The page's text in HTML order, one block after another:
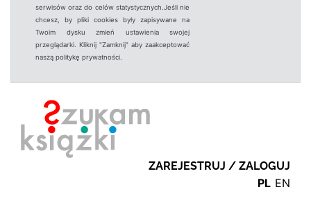
serwisów oraz do celów statystycznych.Jeśli nie
chcesz, by pliki cookies były zapisywane na
Twoim dysku zmień ustawienia swojej
przeglądarki. Kliknij "Zamknij" aby zaakceptować
naszą politykę prywatności.
ZAREJESTRUJ / ZALOGUJ
PL EN